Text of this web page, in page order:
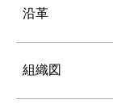
沿革
組織図